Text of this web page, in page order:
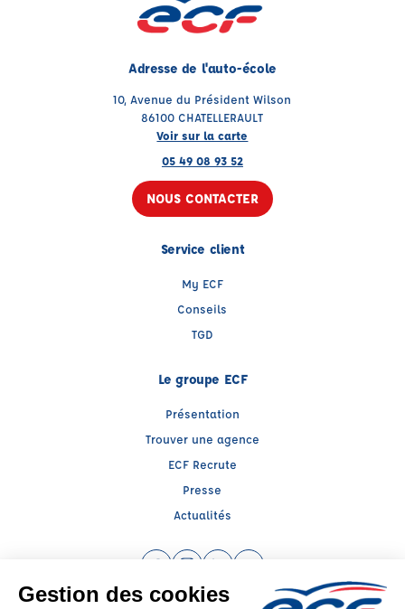
Adresse de l'auto-école
10, Avenue du Président Wilson
86100 CHATELLERAULT
Voir sur la carte
05 49 08 93 52
NOUS CONTACTER
Service client
My ECF
Conseils
TGD
Le groupe ECF
Présentation
Trouver une agence
ECF Recrute
Presse
Actualités
Facebook (nouvelle fenêtre)
Instagram (nouvelle fenêtre)
LinkedIn (nouvelle fenêtre)
YouTube (nouvelle